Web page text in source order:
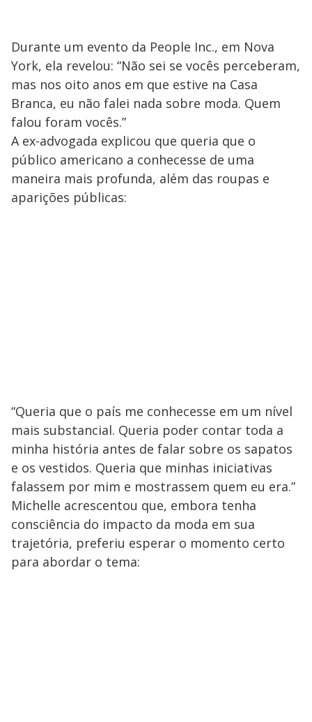
Durante um evento da People Inc., em Nova
York, ela revelou: “Não sei se vocês perceberam,
mas nos oito anos em que estive na Casa
Branca, eu não falei nada sobre moda. Quem
falou foram vocês.”
A ex-advogada explicou que queria que o
público americano a conhecesse de uma
maneira mais profunda, além das roupas e
aparições públicas:
“Queria que o país me conhecesse em um nível
mais substancial. Queria poder contar toda a
minha história antes de falar sobre os sapatos
e os vestidos. Queria que minhas iniciativas
falassem por mim e mostrassem quem eu era.”
Michelle acrescentou que, embora tenha
consciência do impacto da moda em sua
trajetória, preferiu esperar o momento certo
para abordar o tema: